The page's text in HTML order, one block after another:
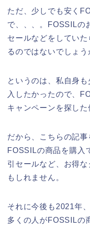
ただ、少しでも安く
で、、、。FOSSILの
セールなどをしてい
るのではないでしょう
というのは、私自身
入したかったので、
キャンペーンを探した
だから、こちらの記
FOSSILの商品を購入
引セールなど、お得
もしれません。
それに今後も2021年
多くの人がFOSSILの